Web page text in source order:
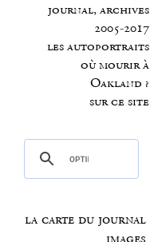
journal, archives
2005-2017
les autoportraits
où mourir à
Oakland ?
sur ce site
la carte du journal